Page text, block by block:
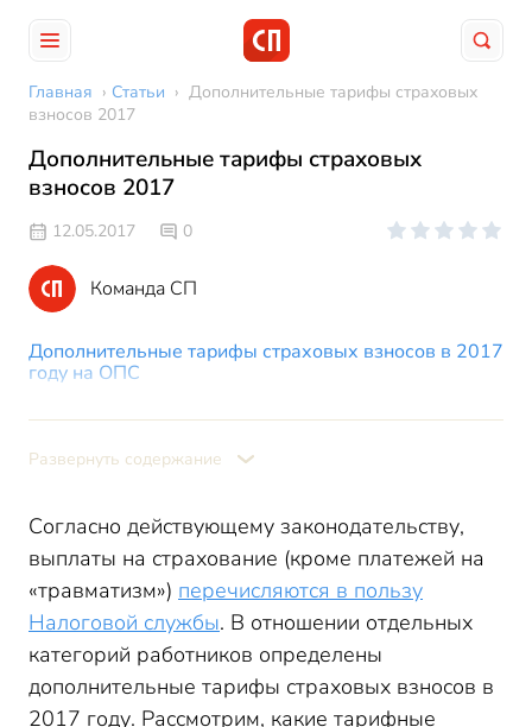
Главная › Статьи › Дополнительные тарифы страховых
взносов 2017
Дополнительные тарифы страховых
взносов 2017
12.05.2017 0
Команда СП
Дополнительные тарифы страховых взносов в 2017
году на ОПС
Развернуть содержание
Согласно действующему законодательству,
выплаты на страхование (кроме платежей на
«травматизм») перечисляются в пользу
Налоговой службы. В отношении отдельных
категорий работников определены
дополнительные тарифы страховых взносов в
2017 году. Рассмотрим, какие тарифные